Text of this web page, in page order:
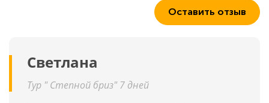
Оставить отзыв
Светлана
Тур " Степной бриз" 7 дней